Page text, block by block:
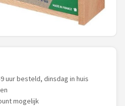
uur besteld, dinsdag in huis
mogelijk